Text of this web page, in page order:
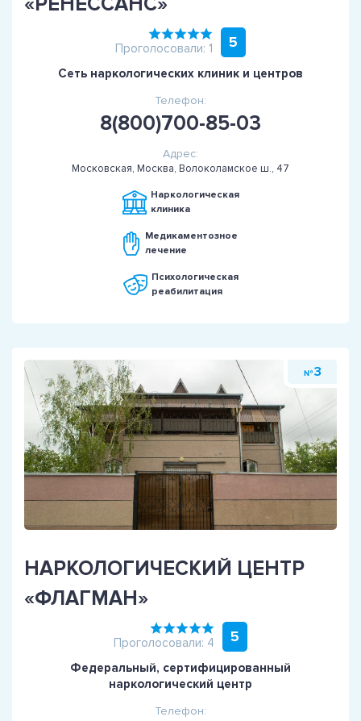
Проголосовали: 1 5
Сеть наркологических клиник и центров
Телефон:
8(800)700-85-03
Адрес:
Московская, Москва, Волоколамское ш., 47
Наркологическая
клиника
Медикаментозное
лечение
Психологическая
реабилитация
№ 3
НАРКОЛОГИЧЕСКИЙ ЦЕНТР
«ФЛАГМАН»
Проголосовали: 4 5
Федеральный, сертифицированный
наркологический центр
Телефон: